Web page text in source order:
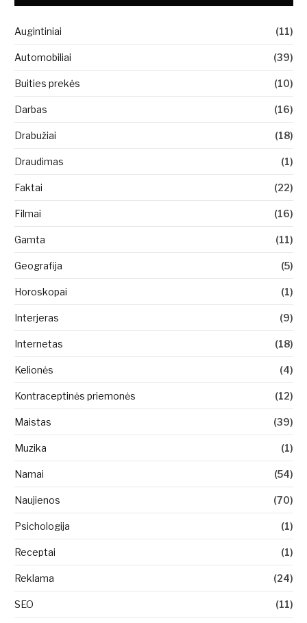
Augintiniai (11)
Automobiliai (39)
Buities prekės (10)
Darbas (16)
Drabužiai (18)
Draudimas (1)
Faktai (22)
Filmai (16)
Gamta (11)
Geografija (5)
Horoskopai (1)
Interjeras (9)
Internetas (18)
Kelionės (4)
Kontraceptinės priemonės (12)
Maistas (39)
Muzika (1)
Namai (54)
Naujienos (70)
Psichologija (1)
Receptai (1)
Reklama (24)
SEO (11)